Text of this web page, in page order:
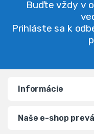
Buďte vždy v
Prihláste sa k
Informácie
Naše e-shop